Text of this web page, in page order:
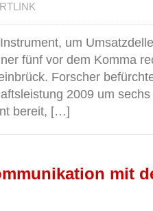
um
fünf vor dem Komma
Forscher
2009 um
bereit, […]
mit